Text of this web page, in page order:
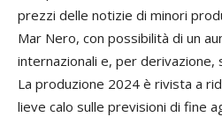
prezzi delle notizie di minori
Mar Nero, con possibilità di un
internazionali e, per derivazione,
La produzione 2024 è rivista a
lieve calo sulle previsioni di fine